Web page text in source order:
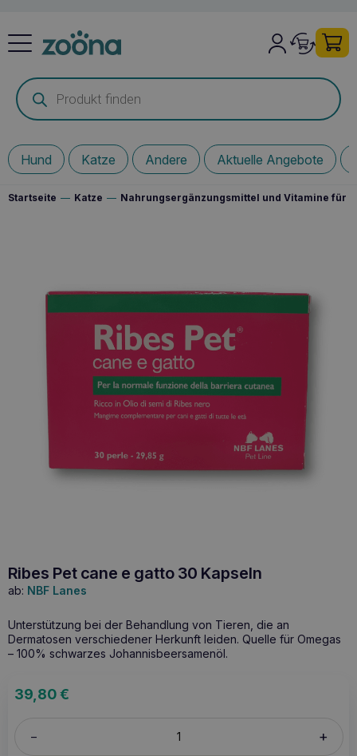
Products
search
Hund Katze Andere Aktuelle Angebote
Startseite — Katze — Nahrungsergänzungsmittel und Vitamine für
Ribes Pet cane e gatto 30 Kapseln
ab: NBF Lanes
Unterstützung bei der Behandlung von Tieren, die an
Dermatosen verschiedener Herkunft leiden. Quelle für Omegas
– 100% schwarzes Johannisbeersamenöl.
39,80€
– +